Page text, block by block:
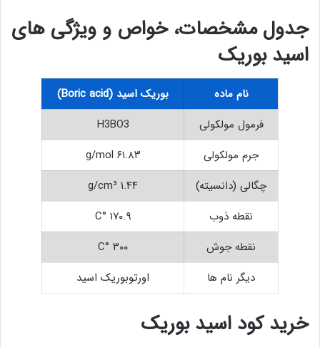
جدول مشخصات، خواص و ویژگی های
اسید بوریک
نام ماده
بوریک اسید (Boric acid)
فرمول مولکولی
H3BO3
جرم مولکولی
۶۱.۸۳ g/mol
چگالی (دانسیته)
۱.۴۴ g/cm³
نقطه ذوب
۱۷۰.۹ °C
نقطه جوش
۳۰۰ °C
دیگر نام ها
اورتوبوریک اسید
خرید کود اسید بوریک